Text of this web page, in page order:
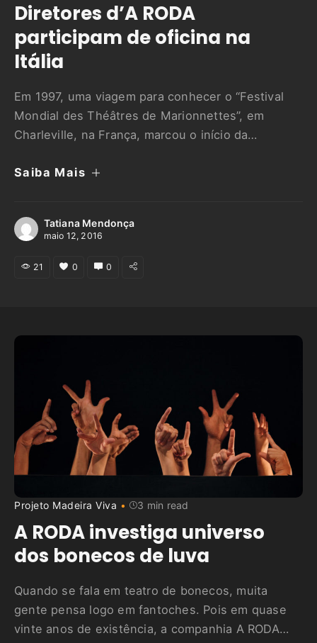
Diretores d’A RODA
participam de oficina na
Itália
Em 1997, uma viagem para conhecer o “Festival
Mondial des Théâtres de Marionnettes”, em
Charleville, na França, marcou o início da
Gómez e Marcus Sampaio, diretores do grupo,
oferecida anualmente pelo …
Saiba Mais
Tatiana Mendonça
maio 12, 2016
21 0 0
Projeto Madeira Viva 3 min read
A RODA investiga universo
dos bonecos de luva
Quando se fala em teatro de bonecos, muita
gente pensa logo em fantoches. Pois em quase
vinte anos de existência, a companhia A RODA